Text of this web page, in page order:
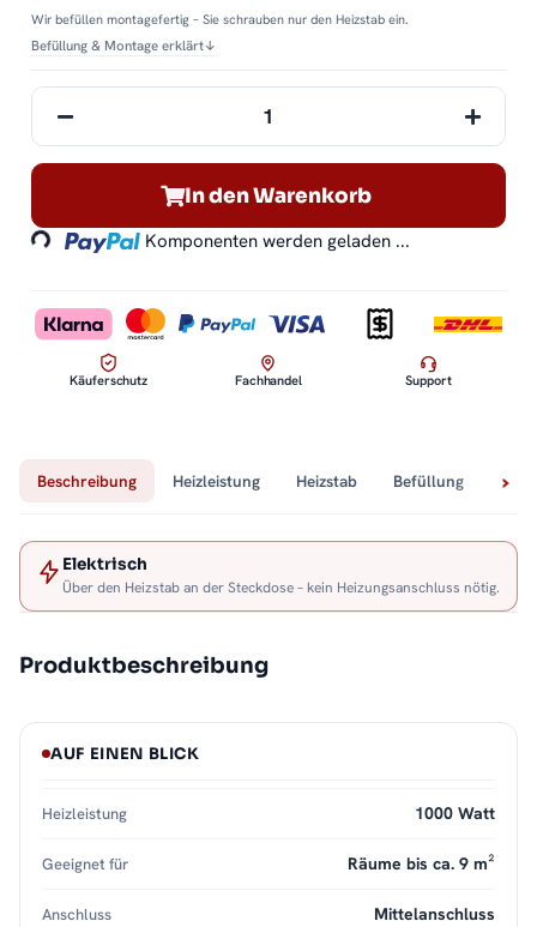
Wir befüllen montagefertig – Sie schrauben nur den Heizstab ein.
Befüllung & Montage erklärt↓
In den Warenkorb
Loading... Komponenten werden geladen ...
Käuferschutz Fachhandel Support
Beschreibung Heizleistung Heizstab Befüllung
Elektrisch
Über den Heizstab an der Steckdose – kein Heizungsanschluss nötig.
Produktbeschreibung
AUF EINEN BLICK
Heizleistung 1000 Watt
Geeignet für Räume bis ca. 9 m²
Anschluss Mittelanschluss